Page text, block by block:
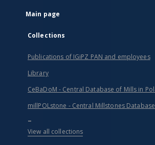
Main page
Collections
Publications of IGiPZ PAN and employees
Library
CeBaDoM - Central Database of Mills in
millPOLstone - Central Millstones Database
...
View all collections